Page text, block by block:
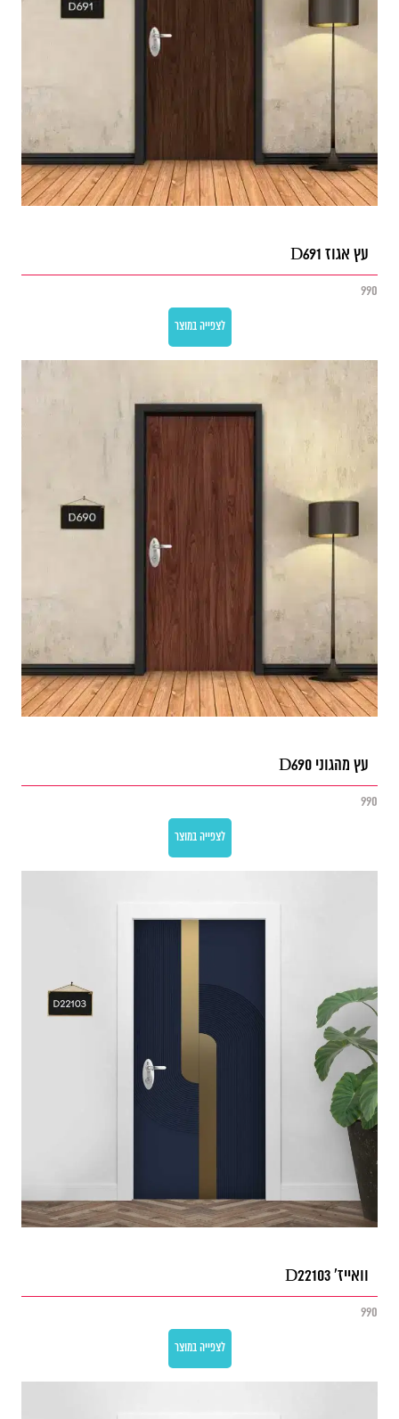
עץ אגוז D691
990
לצפייה במוצר
עץ מהגוני D690
990
לצפייה במוצר
וואייז' D22103
990
לצפייה במוצר